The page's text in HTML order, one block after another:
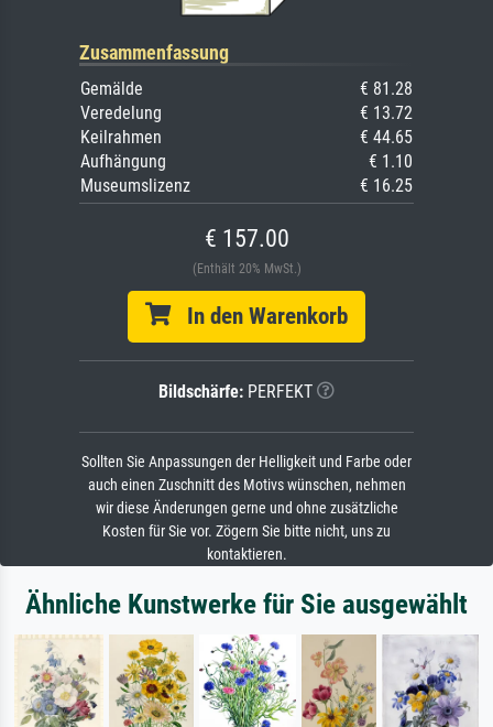
Zusammenfassung
Gemälde
€ 81.28
Veredelung
€ 13.72
Keilrahmen
€ 44.65
Aufhängung
€ 1.10
Museumslizenz
€ 16.25
€ 157.00
(Enthält 20% MwSt.)
In den Warenkorb
Bildschärfe: PERFEKT
Sollten Sie Anpassungen der Helligkeit und Farbe oder
auch einen Zuschnitt des Motivs wünschen, nehmen
wir diese Änderungen gerne und ohne zusätzliche
Kosten für Sie vor. Zögern Sie bitte nicht, uns zu
kontaktieren.
Ähnliche Kunstwerke für Sie ausgewählt